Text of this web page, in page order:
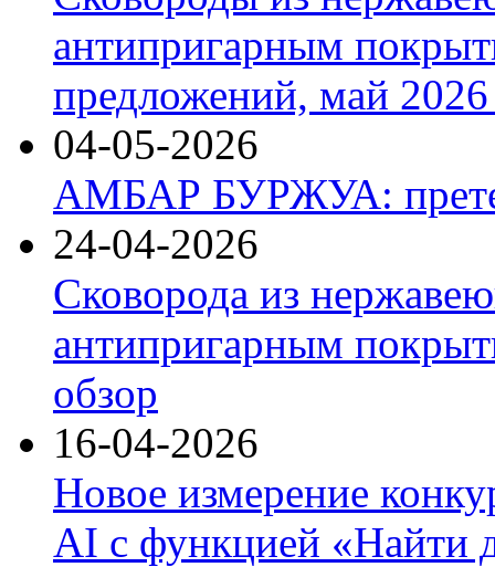
антипригарным
предложений, май 2026
04-05-2026
АМБАР БУРЖУА:
24-04-2026
Сковорода из
антипригарным
обзор
16-04-2026
Новое измерение
AI с функцией «Найти